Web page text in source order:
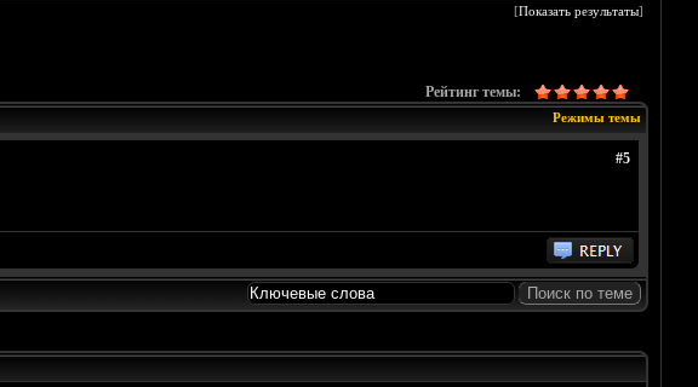
[Показать результаты]
Рейтинг темы:
Режимы темы
#5